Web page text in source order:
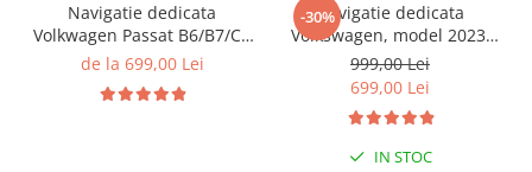
Navigatie dedicata
Volkwagen Passat B6/B7/CC
Gri, 4GB RAM 64GB ROM,
Display QLED 10", DSP,
de la 699,00 Lei
-30%Navigatie dedicata
Volkswagen, model 2023,
4GB RAM 64GB ROM,
Quadcore, Android 14,
Display QLED 7", DSP,
Carplay&Android Auto,
Suport camere AHD
999,00 Lei
699,00 Lei
IN STOC